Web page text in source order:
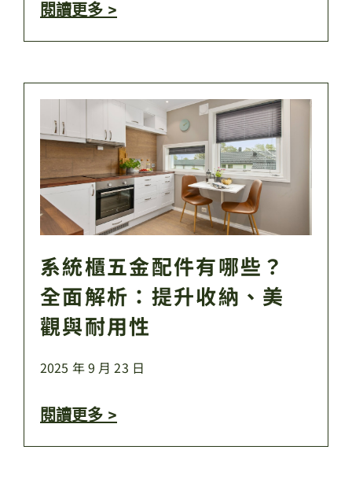
閱讀更多 >
系統櫃五金配件有哪些？
全面解析：提升收納、美
觀與耐用性
2025 年 9 月 23 日
閱讀更多 >